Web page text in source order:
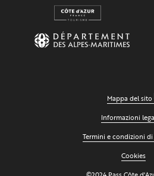
Mappa del sito
Informazioni
Termini e condizioni
Cookies